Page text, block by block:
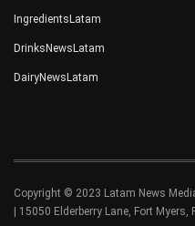
IngredientsLatam
DrinksNewsLatam
DairyNewsLatam
Copyright © 2023 Latam News
| 15050 Elderberry Lane, Fort Myers,